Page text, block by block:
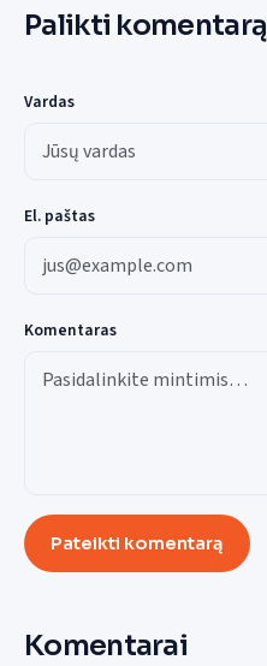
Palikti komentarą
Vardas
El. paštas
Komentaras
Pateikti komentarą
Komentarai